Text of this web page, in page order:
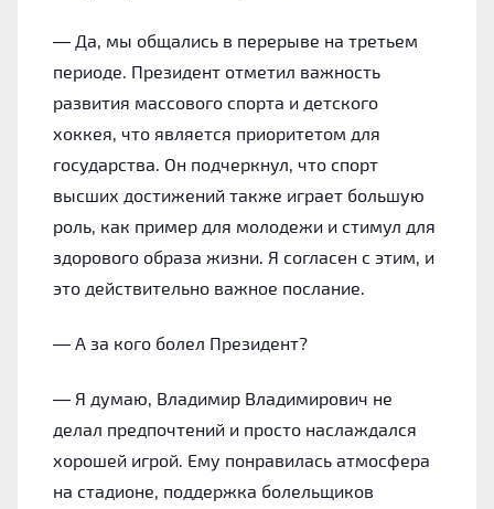
— Да, мы общались в перерыве на третьем
периоде. Президент отметил важность
развития массового спорта и детского
хоккея, что является приоритетом для
государства. Он подчеркнул, что спорт
высших достижений также играет большую
роль, как пример для молодежи и стимул для
здорового образа жизни. Я согласен с этим, и
это действительно важное послание.
— А за кого болел Президент?
— Я думаю, Владимир Владимирович не
делал предпочтений и просто наслаждался
хорошей игрой. Ему понравилась атмосфера
на стадионе, поддержка болельщиков